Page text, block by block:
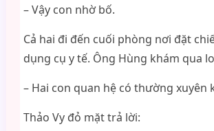
– Vậy con nhờ bố.
Cả hai đi đến cuối phòng nơi đặt
dụng cụ y tế. Ông Hùng khám qua
– Hai con quan hệ có thường xuyên
Thảo Vy đỏ mặt trả lời: